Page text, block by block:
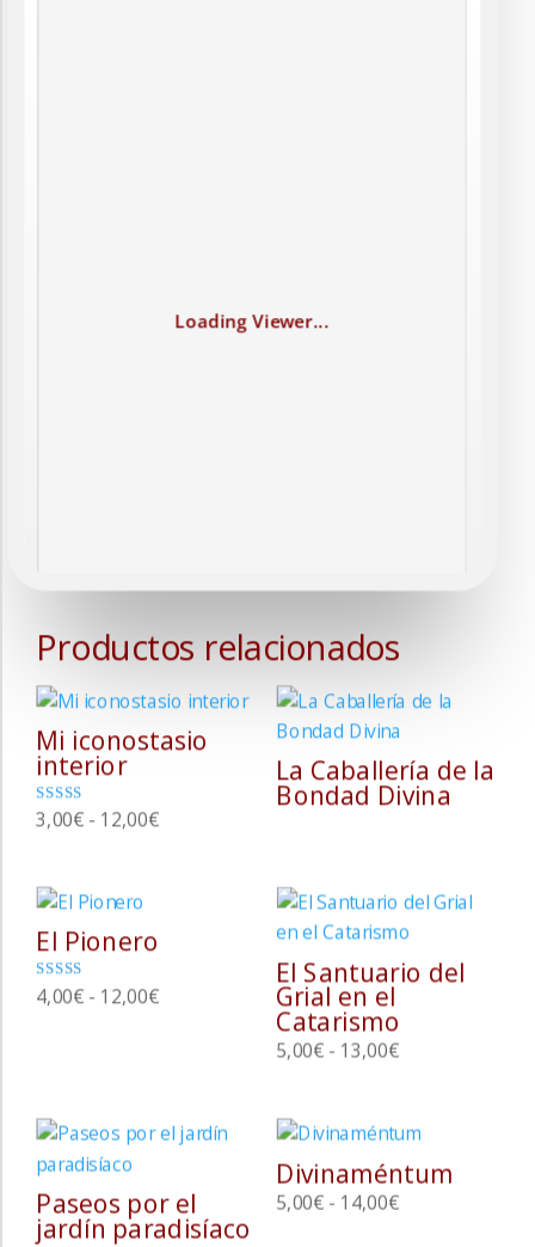
Loading Viewer...
Productos relacionados
Mi iconostasio
interior
Valorado con
5.00
3,00€ - 12,00€Rango
12,00€
La Caballería de la
Bondad Divina
El Pionero
Valorado con
5.00
4,00€ - 12,00€Rango
hasta
El Santuario del
Grial en el
Catarismo
5,00€ - 13,00€Rango
desde
5,00€
hasta
Paseos por el
jardín paradisíaco
Divinaméntum
5,00€ - 14,00€Rango